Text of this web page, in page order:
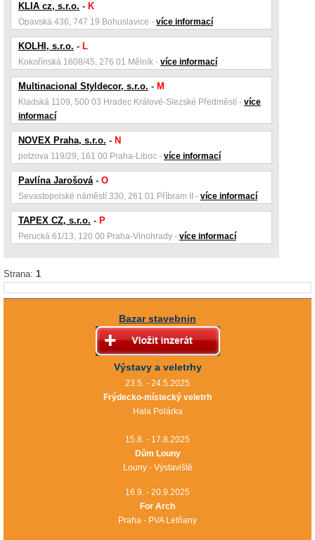
KLIA cz, s.r.o. - K
Opavská 436, 747 19 Bohuslavice - více informací
KOLHI, s.r.o. - L
Kokořínská 1608/45, 276 01 Mělník - více informací
Multinacional Styldecor, s.r.o. - M
Kladská 1109, 500 03 Hradec Králové-Slezské Předměstí - více
informací
NOVEX Praha, s.r.o. - N
potzova 119/29, 161 00 Praha-Liboc - více informací
Pavlína Jarošová- O
Sevastopolské náměstí 330, 261 01 Příbram II - více informací
TAPEX CZ, s.r.o. - P
Perucká 61/13, 120 00 Praha-Vinohrady - více informací
Strana: 1
Bazar stavebnin
Výstavy a veletrhy
23.5. - 24.5.2025
Frýdecko-místecký veletrh
Hala Polárka
15.8. - 17.8.2025
Dům Louny
Louny - Výstaviště
16.9. - 20.9.2025
For Arch
Praha - PVA Letňany